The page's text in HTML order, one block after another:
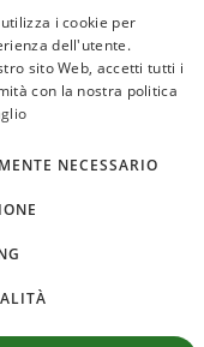
Domande frequenti
i cookie per
dell'utente.
sito Web, accetti tutti i
con la nostra politica
NECESSARIO